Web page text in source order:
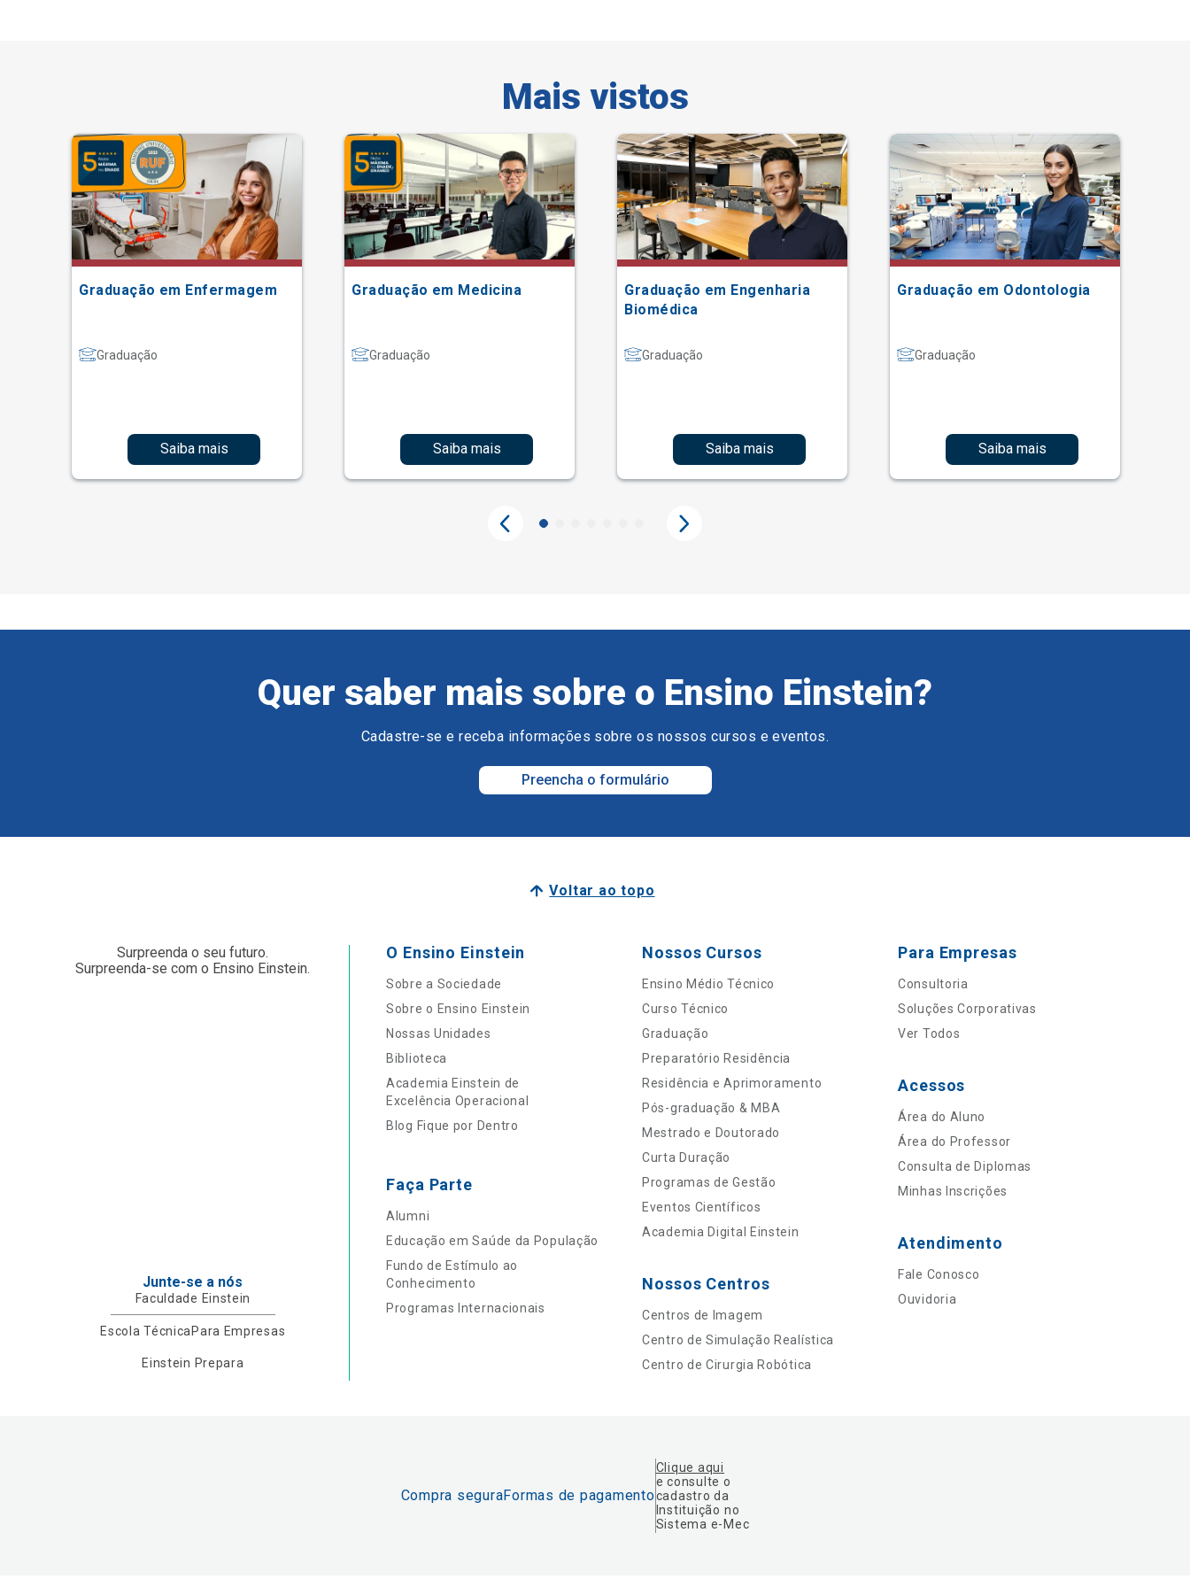
Mais vistos
Graduação em Enfermagem
Graduação
Saiba mais
Graduação em Medicina
Graduação
Saiba mais
Graduação em Engenharia
Biomédica
Graduação
Saiba mais
Graduação em Odontologia
Graduação
Saiba mais
Quer saber mais sobre o Ensino Einstein?
Cadastre-se e receba informações sobre os nossos cursos e eventos.
Preencha o formulário
Voltar ao topo
Surpreenda o seu futuro.
Surpreenda-se com o Ensino Einstein.
Junte-se a nós
Faculdade Einstein
Escola Técnica Para Empresas
Einstein Prepara
O Ensino Einstein
Sobre a Sociedade
Sobre o Ensino Einstein
Nossas Unidades
Biblioteca
Academia Einstein de
Excelência Operacional
Blog Fique por Dentro
Faça Parte
Alumni
Educação em Saúde da População
Fundo de Estímulo ao
Conhecimento
Programas Internacionais
Nossos Cursos
Ensino Médio Técnico
Curso Técnico
Graduação
Preparatório Residência
Residência e Aprimoramento
Pós-graduação & MBA
Mestrado e Doutorado
Curta Duração
Programas de Gestão
Eventos Científicos
Academia Digital Einstein
Nossos Centros
Centros de Imagem
Centro de Simulação Realística
Centro de Cirurgia Robótica
Para Empresas
Consultoria
Soluções Corporativas
Ver Todos
Acessos
Área do Aluno
Área do Professor
Consulta de Diplomas
Minhas Inscrições
Atendimento
Fale Conosco
Ouvidoria
Compra seguraFormas de pagamento
Clique aqui
e consulte o
cadastro da
Instituição no
Sistema e-Mec